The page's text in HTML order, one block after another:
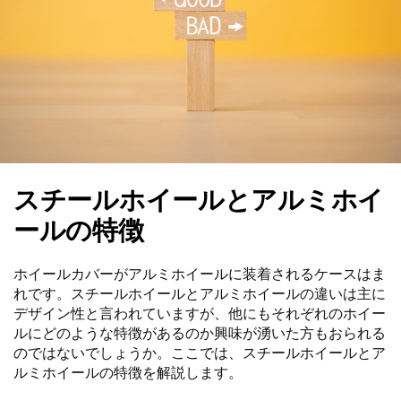
スチールホイールとアルミホイ
ールの特徴
ホイールカバーがアルミホイールに装着されるケースはま
れです。スチールホイールとアルミホイールの違いは主に
デザイン性と言われていますが、他にもそれぞれのホイー
ルにどのような特徴があるのか興味が湧いた方もおられる
のではないでしょうか。ここでは、スチールホイールとア
ルミホイールの特徴を解説します。